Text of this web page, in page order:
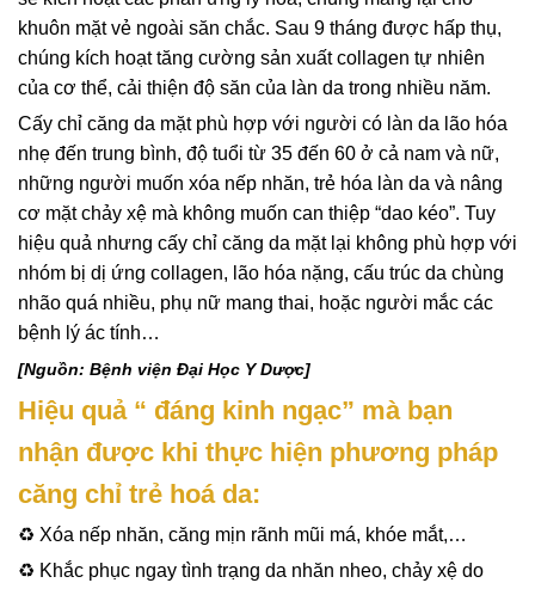
khuôn mặt vẻ ngoài săn chắc. Sau 9 tháng được hấp thụ,
chúng kích hoạt tăng cường sản xuất collagen tự nhiên
của cơ thể, cải thiện độ săn của làn da trong nhiều năm.
Cấy chỉ căng da mặt phù hợp với người có làn da lão hóa
nhẹ đến trung bình, độ tuổi từ 35 đến 60 ở cả nam và nữ,
những người muốn xóa nếp nhăn, trẻ hóa làn da và nâng
cơ mặt chảy xệ mà không muốn can thiệp “dao kéo”. Tuy
hiệu quả nhưng cấy chỉ căng da mặt lại không phù hợp với
nhóm bị dị ứng collagen, lão hóa nặng, cấu trúc da chùng
nhão quá nhiều, phụ nữ mang thai, hoặc người mắc các
bệnh lý ác tính…
[Nguồn: Bệnh viện Đại Học Y Dược]
Hiệu quả “ đáng kinh ngạc” mà bạn
nhận được khi thực hiện phương pháp
căng chỉ trẻ hoá da:
♻️ Xóa nếp nhăn, căng mịn rãnh mũi má, khóe mắt,…
♻️ Khắc phục ngay tình trạng da nhăn nheo, chảy xệ do